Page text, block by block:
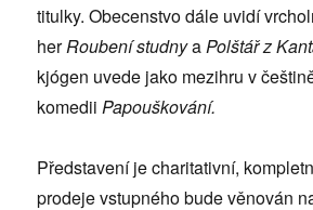
titulky. Obecenstvo dále uvidí
herRoubení studnyaPolštář z
kjógen uvede jako mezihru v
komediiPapouškování.
Představení je charitativní,
prodeje vstupného bude věnován